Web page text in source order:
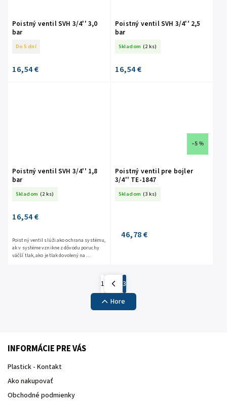
Poistný ventil SVH 3/4'' 3,0
bar
Do 5 dní
16,54 €
Poistný ventil SVH 3/4'' 2,5
bar
Skladom (2 ks)
16,54 €
Poistný ventil SVH 3/4'' 1,8
bar
Skladom (2 ks)
16,54 €
Poistný ventil slúži ako ochrana systému,
ak v systéme vznikne z dôvodu poruchy
väčší tlak, ako je tlak dovolený na
–5 %
Poistný ventil pre bojler
3/4'' TE-1847
Skladom (3 ks)
46,78 €
1
3
Hore
INFORMÁCIE PRE VÁS
Plastick - Kontakt
Ako nakupovať
Obchodné podmienky